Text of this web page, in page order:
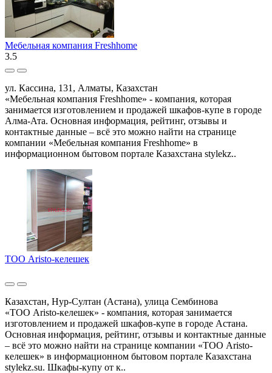
Мебельная компания Freshhome
3.5
ул. Кассина, 131, Алматы, Казахстан
«Мебельная компания Freshhome» - компания, которая
занимается изготовлением и продажей шкафов-купе в городе
Алма-Ата. Основная информация, рейтинг, отзывы и
контактные данные – всё это можно найти на странице
компании «Мебельная компания Freshhome» в
информационном бытовом портале Казахстана stylekz..
ТОО Aristo-келешек
Казахстан, Нур-Султан (Астана), улица Сембинова
«ТОО Aristo-келешек» - компания, которая занимается
изготовлением и продажей шкафов-купе в городе Астана.
Основная информация, рейтинг, отзывы и контактные данные
– всё это можно найти на странице компании «ТОО Aristo-
келешек» в информационном бытовом портале Казахстана
stylekz.su. Шкафы-купу от к..